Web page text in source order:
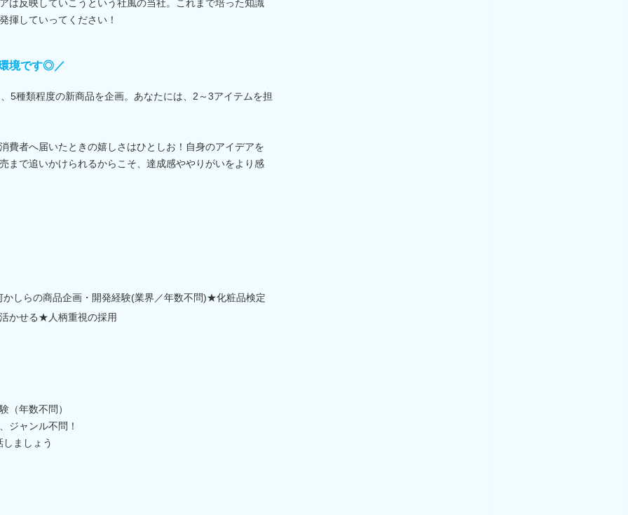
は反映していこうという社風の当社。これまで培った知識
揮していってください！
境です◎／
5種類程度の新商品を企画。あなたには、2～3アイテムを担
費者へ届いたときの嬉しさはひとしお！自身のアイデアを
まで追いかけられるからこそ、達成感ややりがいをより感
しらの商品企画・開発経験(業界／年数不問)★化粧品検定
かせる★人柄重視の採用
（年数不問）
ジャンル不問！
ましょう